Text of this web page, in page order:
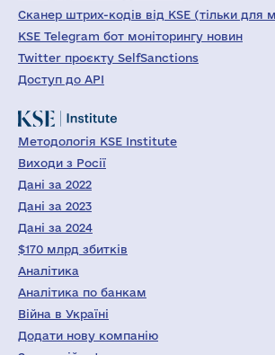
Сканер штрих-кодів від KSE (тільки для
KSE Telegram бот моніторингу новин
Twitter проєкту SelfSanctions
Доступ до API
Методологія KSE Institute
Виходи з Росії
Дані за 2022
Дані за 2023
Дані за 2024
$170 млрд збитків
Аналітика
Аналітика по банкам
Війна в Україні
Додати нову компанію